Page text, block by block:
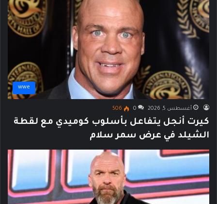
wwe
أغسطس 5, 2026 0
506
كيرت أنجل يتفاعل بأسلوب كوميدي مع لقطة
الشيلد في عرض سمر سلام